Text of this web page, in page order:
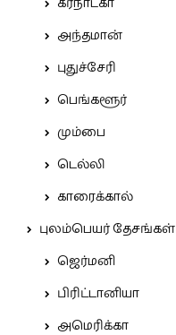
அந்தமான்
புதுச்சேரி
பெங்களூர்
மும்பை
டெல்லி
காரைக்கால்
புலம்பெயர் தேசங்கள்
ஜெர்மனி
பிரிட்டானியா
அமெரிக்கா